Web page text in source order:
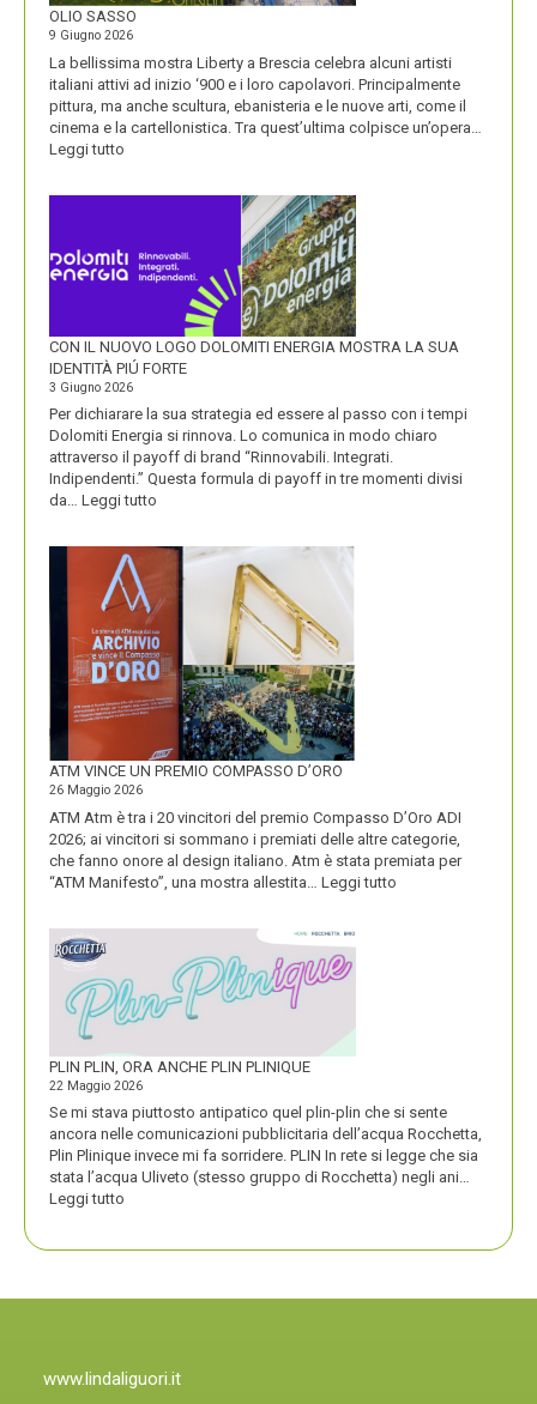
DI
NOME
OLIO SASSO
9 Giugno 2026
La bellissima mostra Liberty a Brescia celebra alcuni artisti
italiani attivi ad inizio ‘900 e i loro capolavori. Principalmente
pittura, ma anche scultura, ebanisteria e le nuove arti, come il
cinema e la cartellonistica. Tra quest’ultima colpisce un’opera…
Leggi tutto
CON IL NUOVO LOGO DOLOMITI ENERGIA MOSTRA LA SUA
IDENTITÀ PIÚ FORTE
3 Giugno 2026
Per dichiarare la sua strategia ed essere al passo con i tempi
Dolomiti Energia si rinnova. Lo comunica in modo chiaro
attraverso il payoff di brand “Rinnovabili. Integrati.
Indipendenti.” Questa formula di payoff in tre momenti divisi
da… Leggi tutto
IL
NUOVO
LOGO
DOLOMITI
ENERGIA
MOSTRA
LA
SUA
IDENTITÀ
FORTE
ATM VINCE UN PREMIO COMPASSO D’ORO
26 Maggio 2026
ATM Atm è tra i 20 vincitori del premio Compasso D’Oro ADI
2026; ai vincitori si sommano i premiati delle altre categorie,
che fanno onore al design italiano. Atm è stata premiata per
“ATM Manifesto”, una mostra allestita… Leggi tutto
PLIN PLIN, ORA ANCHE PLIN PLINIQUE
22 Maggio 2026
Se mi stava piuttosto antipatico quel plin-plin che si sente
ancora nelle comunicazioni pubblicitaria dell’acqua Rocchetta,
Plin Plinique invece mi fa sorridere. PLIN In rete si legge che sia
stata l’acqua Uliveto (stesso gruppo di Rocchetta) negli ani…
Leggi tutto
www.lindaliguori.it